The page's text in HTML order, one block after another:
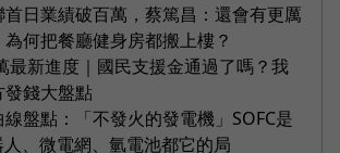
日業績破百萬，蔡篤昌：還會有更厲
何把餐廳健身房都搬上樓？
最新進度｜國民支援金通過了嗎？我
錢大盤點
盤點：「不發火的發電機」SOFC是
、微電網、氫電池都它的局